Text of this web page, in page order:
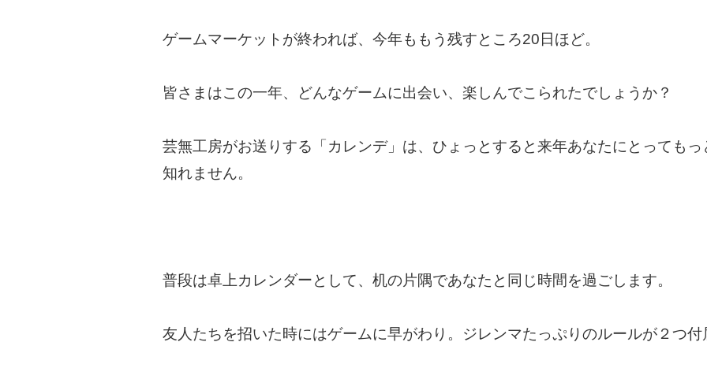
ゲームマーケットが終われば、今年ももう残すところ20日ほど。
皆さまはこの一年、どんなゲームに出会い、楽しんでこられたでしょうか？
芸無工房がお送りする「カレンデ」は、ひょっとすると来年あなたにとっても
知れません。
普段は卓上カレンダーとして、机の片隅であなたと同じ時間を過ごします。
友人たちを招いた時にはゲームに早がわり。ジレンマたっぷりのルールが２つ付